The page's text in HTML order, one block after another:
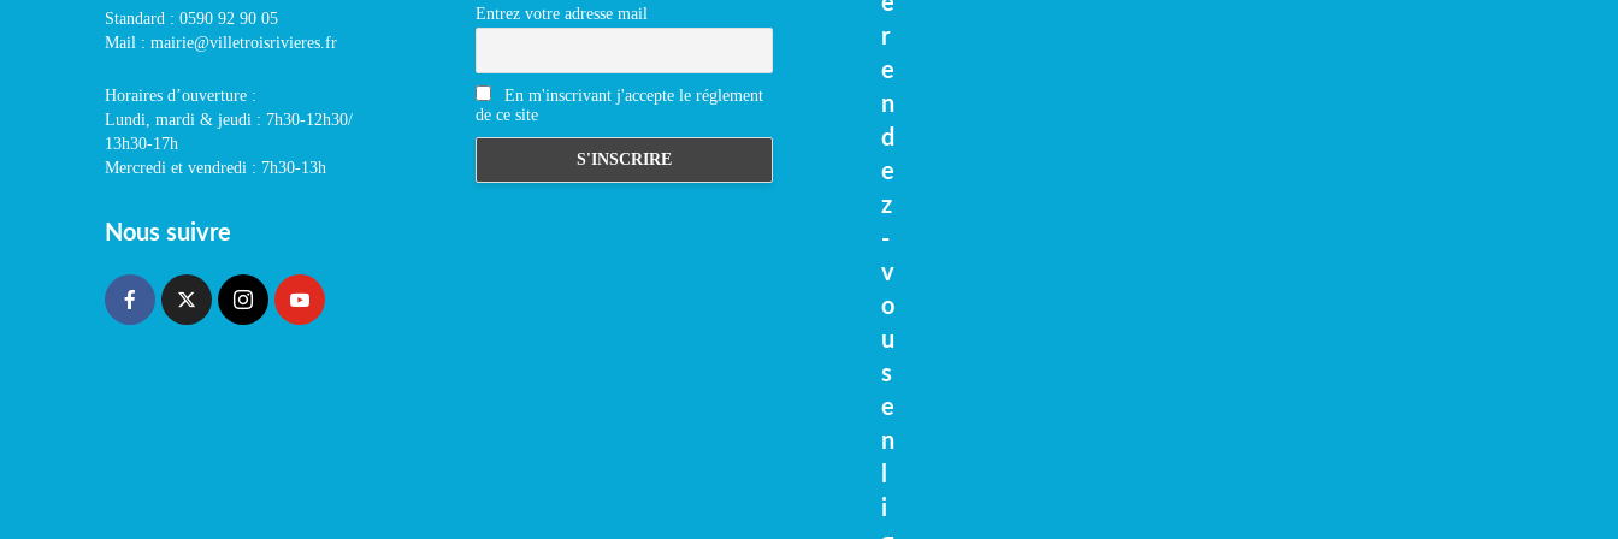
Standard : 0590 92 90 05
Mail : mairie@villetroisrivieres.fr
Horaires d’ouverture :
Lundi, mardi & jeudi : 7h30-12h30/
13h30-17h
Mercredi et vendredi : 7h30-13h
Nous suivre
Entrez votre adresse mail
En m'inscrivant j'accepte le réglement
de ce site
r
e
n
d
e
z
-
v
o
u
s
e
n
i